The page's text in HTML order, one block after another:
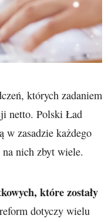
których zadaniem
netto. Polski Ład
w zasadzie każdego
nich zbyt wiele.
które zostały
dotyczy wielu